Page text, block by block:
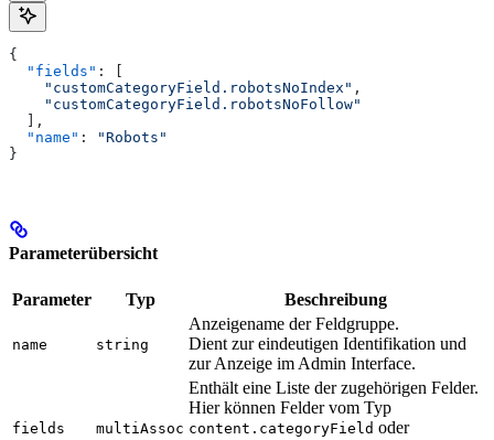
{
  "fields"
: [
    "customCategoryField.robotsNoIndex"
,
    "customCategoryField.robotsNoFollow"
  ],
  "name"
:
"Robots"
}
Parameterübersicht
Parameter Typ Beschreibung
name string
Anzeigename der Feldgruppe.
Dient zur eindeutigen Identifikation und
zur Anzeige im Admin Interface.
fields multiAssoc
Enthält eine Liste der zugehörigen Felder.
Hier können Felder vom Typ
content.categoryField oder